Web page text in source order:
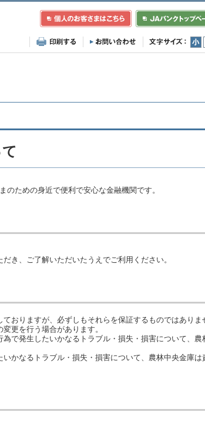
小
ための身近で便利で安心な金融機関です。
き、ご了解いただいたうえでご利用ください。
おりますが、必ずしもそれらを保証するものではありま
更を行う場合があります。
で発生したいかなるトラブル・損失・損害について、農
かなるトラブル・損失・損害について、農林中央金庫は